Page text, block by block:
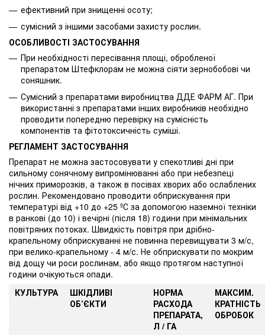
ефективний при знищенні осоту;
сумісний з іншими засобами захисту рослин.
ОСОБЛИВОСТІ ЗАСТОСУВАННЯ
При необхідності пересівання площі, обробленої
препаратом Штефклорам не можна сіяти зернобобові чи
соняшник.
Сумісний з препаратами виробництва ДДЕ ФАРМ АГ. При
використанні з препаратами інших виробників необхідно
проводити попередню перевірку на сумісність
компонентів та фітотоксичність суміші.
РЕГЛАМЕНТ ЗАСТОСУВАННЯ
Препарат не можна застосовувати у спекотливі дні при
сильному сонячному випромінюванні або при небезпеці
нічних приморозків, а також в посівах хворих або ослаблених
рослин. Рекомендовано проводити обприскування при
температурі від +10 до +25 ºС за допомогою наземної техніки
в ранкові (до 10) і вечірні (після 18) години при мінімальних
повітряних потоках. Швидкість повітря при дрібно-
крапельному обприскуванні не повинна перевищувати 3 м/с,
при велико-крапельному - 4 м/с. Не обприскувати по мокрим
від дощу чи роси рослинам, або якщо протягом наступної
години очікуються опади.
КУЛЬТУРА
ШКІДЛИВІ
ОБ’ЄКТИ
НОРМА
РАСХОДА
ПРЕПАРАТА,
Л / ГА
МАКСИМ.
КРАТНІСТЬ
ОБРОБОК